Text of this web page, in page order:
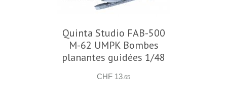
Quinta Studio FAB-500
M-62 UMPK Bombes
planantes guidées 1/48
CHF 13 .65